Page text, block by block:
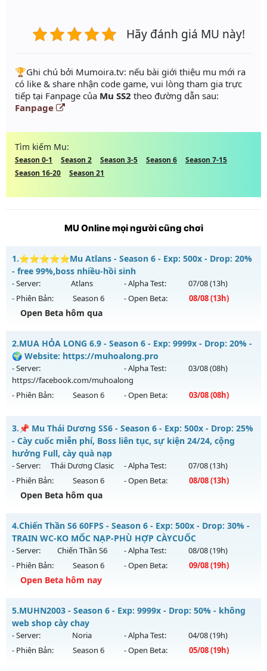
Hãy đánh giá MU này!
️🏆Ghi chú bởi Mumoira.tv: nếu bài giới thiệu mu mới ra
có like & share nhận code game, vui lòng tham gia trực
tiếp tại Fanpage của Mu SS2 theo đường dẫn sau:
Fanpage
Tìm kiếm Mu:
Season 0-1 Season 2 Season 3-5 Season 6
Season 7-15
Season 16-20
Season 21
MU Online mọi người cũng chơi
1.⭐⭐⭐⭐⭐Mu Atlans - Season 6 - Exp: 500x - Drop: 20%
- free 99%,boss nhiều-hồi sinh
- Server: Atlans - Alpha Test: 07/08(13h)
- Phiên Bản:
Season 6 - Open Beta: 08/08(13h)
Open Beta hôm qua
⭐⭐⭐⭐⭐Mu Atlans - free 99%,boss nhiều-hồi sinh
Mu mới ra tháng 08 2026 - Mở máy chủ
ngày 08/08/2626
Exp: 500x - Drop: 20%
Thể loại: Mu Nguyên bản Webzen
Antihack: chống hack 99%
2.MUA HỎA LONG 6.9 - Season 6 - Exp: 9999x - Drop: 20% -
🌍 Website: https://muhoalong.pro
- Server:
https://facebook.com/muhoalong
- Alpha Test: 03/08(08h)
- Phiên Bản: Season 6 - Open Beta: 03/08(08h)
MUA HỎA LONG 6.9 - 🌍 Website: https://muhoalong.pro
Mu mới ra tháng 08 2026 - Mở máy chủ
https://facebook.com/muhoalong
03/08/2626
Exp: 9999x - Drop: 20%
Kiểu reset: Non Reset
Antihack: XShield
3. 📌 Mu Thái Dương SS6 - Season 6 - Exp: 500x - Drop: 25%
- Cày cuốc miễn phí, Boss liên tục, sự kiện 24/24, cộng
hưởng Full, cày quà nạp
- Server: Thái Dương Clasic - Alpha Test: 07/08(13h)
- Phiên Bản:
Season 6 - Open Beta: 08/08(13h)
Open Beta hôm qua
📌 Mu Thái Dương SS6 - Cày cuốc miễn phí, Boss liên tục,
sự kiện 24/24, cộng hưởng Full, cày quà nạp
Mu mới ra tháng 08 2026 - Mở máy chủ
Thái Dương Clasic
vào 13h ngày 08/08/2626
Exp: 500x - Drop: 25%
Thể loại: Mu Nguyên bản Webzen
Antihack: VIP SHIELD
4.Chiến Thần S6 60FPS - Season 6 - Exp: 500x - Drop: 30% -
TRAIN WC-KO MỐC NẠP-PHÙ HỢP CÀYCUỐC
- Server: Chiến Thần S6 - Alpha Test: 08/08(19h)
- Phiên Bản:
Season 6 - Open Beta: 09/08(19h)
Open Beta hôm nay
Chiến Thần S6 60FPS - TRAIN WC-KO MỐC NẠP-PHÙ HỢP
CÀYCUỐC
Mu mới ra tháng 08 2026 - Mở máy chủ
Chiến Thần S6
19h ngày 09/08/2626
5.MUHN2003 - Season 6 - Exp: 9999x - Drop: 50% - không
web shop cày chay
- Server: Noria - Alpha Test: 04/08(19h)
- Phiên Bản:
Season 6 - Open Beta: 05/08(19h)